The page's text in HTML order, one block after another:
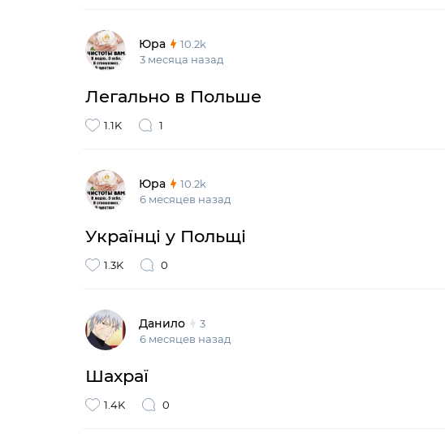
Юра
10.2k
3 месяца назад
Легально в Польше
1.1K 1
Юра
10.2k
6 месяцев назад
Українці у Польщі
1.3K 0
Данило
3
6 месяцев назад
Шахраї
1.4K 0